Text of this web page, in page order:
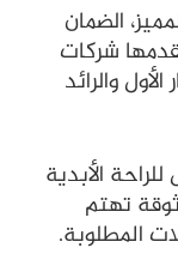
الضمان
شركات
والرائد
الأبدية
تهتم
المطلوبة.